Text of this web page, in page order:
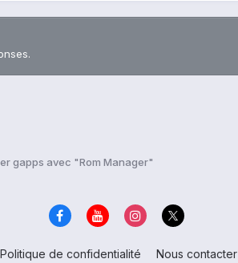
gapps avec "Rom Manager"
Politique de confidentialité Nous contacter